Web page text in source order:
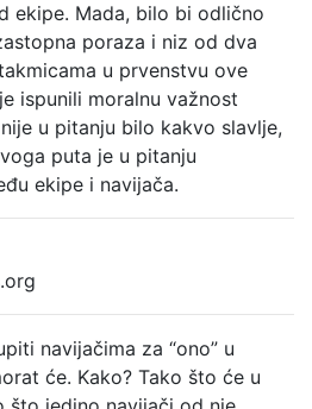
ekipe. Mada, bilo bi odlično
poraza i niz od dva
u prvenstvu ove
ispunili moralnu važnost
u pitanju bilo kakvo slavlje,
puta je u pitanju
ekipe i navijača.
navijačima za “ono” u
će. Kako? Tako što će u